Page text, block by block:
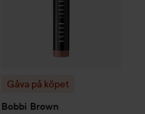
Gåva på köpet
Bobbi Brown